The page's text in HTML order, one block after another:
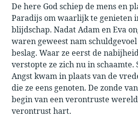
De here God schiep de mens en
Paradijs om waarlijk te genieten
blijdschap. Nadat Adam en Eva
waren geweest nam
beslag. Waar ze eerst de
verstopte ze zich nu in schaamte.
Angst kwam in plaats van de
die ze eens genoten. De zonde
begin van een verontruste
verontrust hart.